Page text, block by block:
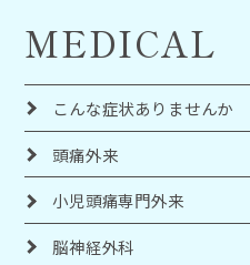
MEDICAL
こんな症状ありませんか
頭痛外来
小児頭痛専門外来
脳神経外科